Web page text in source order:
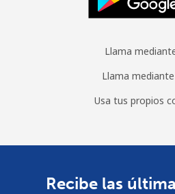
Llama
Llama
Usa tus propios
Recibe las